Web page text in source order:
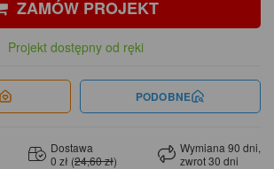
ZAMÓW PROJEKT
Projekt dostępny od ręki
PODOBNE
Dostawa
0 zł (24,60 zł)
Wymiana 90 dni,
zwrot 30 dni